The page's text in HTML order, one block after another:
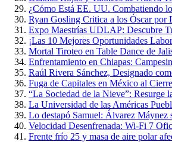
¿Cómo Está EE. UU. Combatiendo
Ryan Gosling Critica a los Óscar por
Expo Maestrías UDLAP: Descubre
¡Las 10 Mejores Oportunidades
Mortal Tiroteo en Table Dance de
Enfrentamiento en Chiapas:
Raúl Rivera Sánchez, Designado
Fuga de Capitales en México al
“La Sociedad de la Nieve”: Resurge
La Universidad de las Américas
Lo destapó Samuel: Álvarez Máynez
Velocidad Desenfrenada: Wi-Fi 7
Frente frío 25 y masa de aire polar